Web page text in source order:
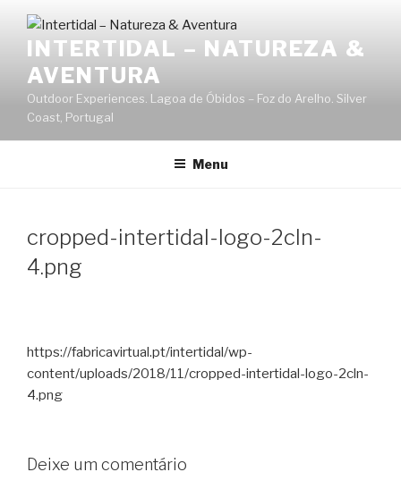
conteúdo
INTERTIDAL – NATUREZA &
AVENTURA
Outdoor Experiences. Lagoa de Óbidos – Foz do Arelho. Silver
Coast, Portugal
Menu
cropped-intertidal-logo-2cln-
4.png
https://fabricavirtual.pt/intertidal/wp-
content/uploads/2018/11/cropped-intertidal-logo-2cln-
4.png
Deixe um comentário